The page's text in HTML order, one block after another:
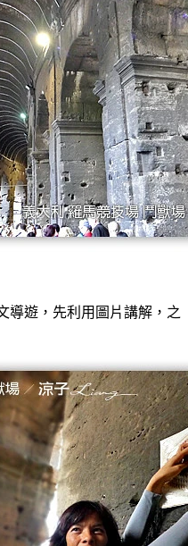
導遊，先利用圖片講解，之